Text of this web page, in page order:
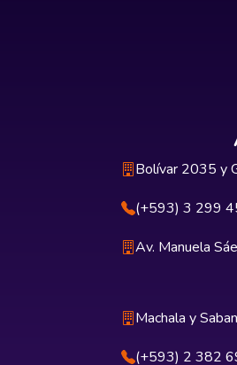
Bolívar 2035 y
(+593) 3 299
Av. Manuela
Machala y
(+593) 2 382